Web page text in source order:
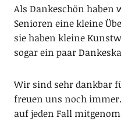
Als Dankeschön haben
Senioren eine kleine
sie haben kleine
sogar ein paar
Wir sind sehr dankbar
freuen uns noch
auf jeden Fall